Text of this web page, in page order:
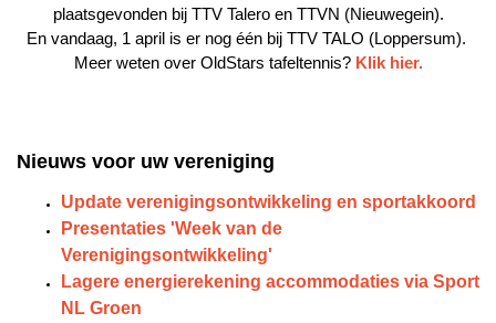
plaatsgevonden bij TTV Talero en TTVN (Nieuwegein).
En vandaag, 1 april is er nog één bij TTV TALO (Loppersum).
Meer weten over OldStars tafeltennis? Klik hier.
Nieuws voor uw vereniging
Update verenigingsontwikkeling en sportakkoord
Presentaties 'Week van de
Verenigingsontwikkeling'
Lagere energierekening accommodaties via Sport
NL Groen